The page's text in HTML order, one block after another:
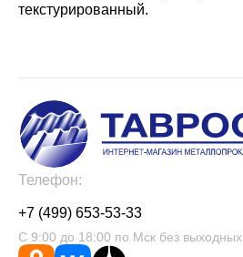
текстурированный.
Телефон:
+7 (499) 653-53-33
С 9:00 до 18:00 по Мск без выходных